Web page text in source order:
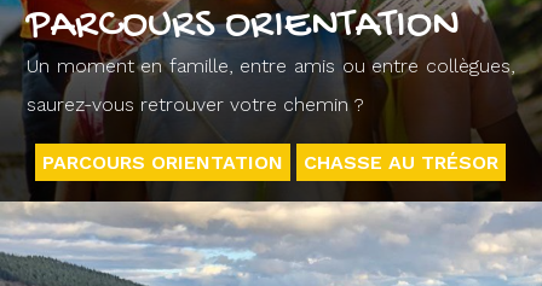
PARCOURS ORIENTATION
Un moment en famille, entre amis ou entre collègues,
saurez-vous retrouver votre chemin ?
PARCOURS ORIENTATION CHASSE AU TRÉSOR